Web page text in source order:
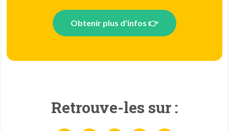
Obtenir plus d'infos 👉
Retrouve-les sur :